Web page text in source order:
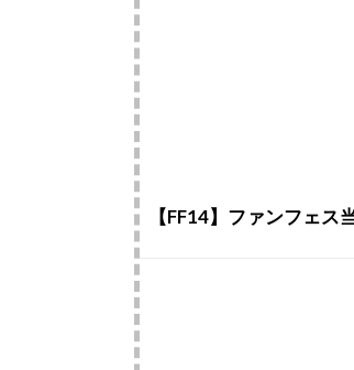
【FF14】ファンフェ